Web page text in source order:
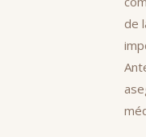
de